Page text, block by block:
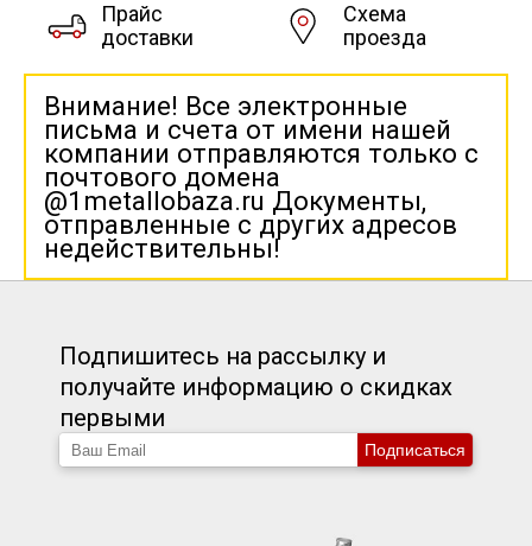
Прайс
доставки
Схема
проезда
Внимание! Все электронные
письма и счета от имени нашей
компании отправляются только с
почтового домена
@1metallobaza.ru Документы,
отправленные с других адресов
недействительны!
Подпишитесь на рассылку и
получайте информацию о скидках
первыми
Подписаться